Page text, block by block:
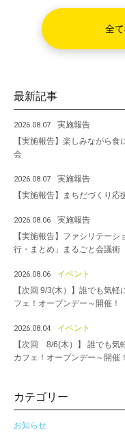
o
o
全
最新記事
2026.08.07
実施報告
【実施報告】楽しみながら
会
2026.08.07
実施報告
【実施報告】まちだづくり
2026.08.06
実施報告
【実施報告】ファシリテー
行・まとめ」まるごと会議術
2026.08.06
イベント
【次回 9/3(木）】誰でも気
フェ！オープンデー～開催！
2026.08.04
イベント
【次回 8/6(木）】 誰でも気
カフェ！オープンデー～開催！
カテゴリー
お知らせ